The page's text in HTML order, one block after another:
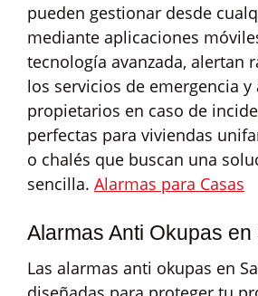
pueden gestionar desde
mediante aplicaciones
tecnología avanzada, alertan
los servicios de emergencia y
propietarios en caso de
perfectas para viviendas
o chalés que buscan una
sencilla. Alarmas para Casas
Alarmas Anti Okupas en
Las alarmas anti okupas en